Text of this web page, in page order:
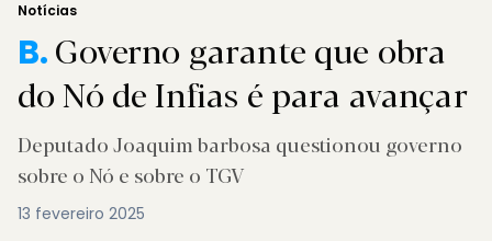
Notícias
B.Governo garante que obra
do Nó de Infias é para avançar
Deputado Joaquim barbosa questionou governo
sobre o Nó e sobre o TGV
13 fevereiro 2025